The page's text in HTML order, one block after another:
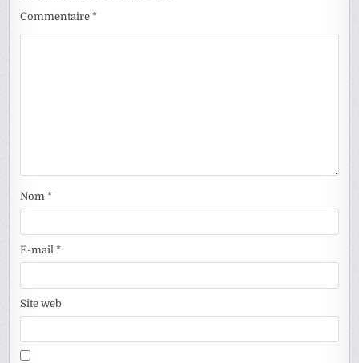
Commentaire*
Nom*
E-mail*
Site web